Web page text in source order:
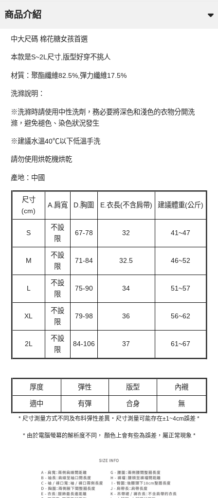
商品介紹
中大尺碼 棉花糖女孩首選
本款是S~2L尺寸,版型好穿不挑人
材質：聚酯纖維82.5%,彈力纖維17.5%
洗滌說明：
※洗滌時請使用中性洗劑，務必要將深色和淺色的衣物分開洗
滌，避免褪色、染色狀況發生
※建議水溫40℃以下低溫手洗
請勿使用烘乾機烘乾
產地：中國
尺寸
(cm)
A.肩寬 D.胸圍 E.衣長(不含肩帶) 建議體重(公斤)
S
不設
限
67-78 32 41~47
M
不設
限
71-84 32.5 46~52
L
不設
限
75-90 34 51~57
XL
不設
限
79-98 36 56~62
2L
不設
限
84-106 37 61~67
厚度 彈性 版型 內襯
適中 有彈 合身 無
* 尺寸測量方式不同及布料彈性差異‧尺寸測量可能存在±1~4cm誤差 *
* 由於電腦螢幕的解析度不同， 顏色上會有些為誤差，屬正常現象 *